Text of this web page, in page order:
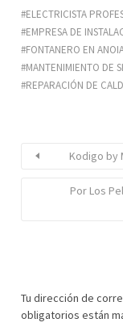
ELECTRICISTA
EMPRESA DE
FONTANERO EN
MANTENIMIENTO DE
REPARACIÓN DE
Kodigo by
Por Los
Tu dirección de
obligatorios están